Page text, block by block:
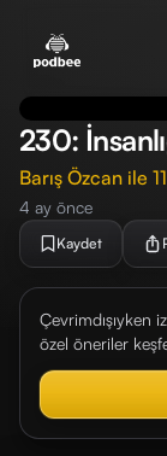
menu
230:
Barış Özcan ile
4 ay önce
Kaydet
Çevrimdışıyken
özel öneriler